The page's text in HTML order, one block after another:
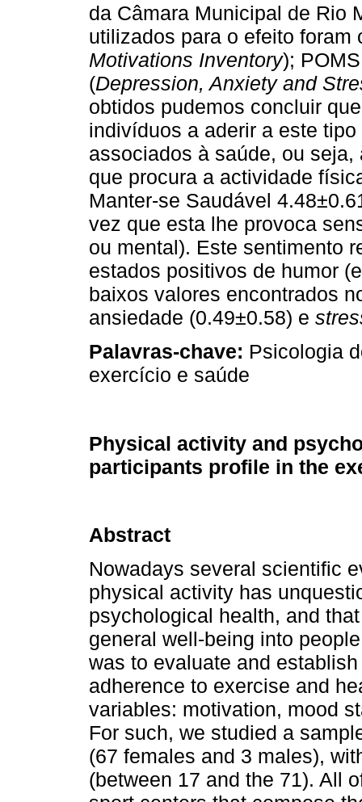
da Câmara Municipal de Rio
utilizados para o efeito foram
Motivations Inventory);
(Depression, Anxiety and
obtidos pudemos concluir
indivíduos a aderir a este
associados à saúde, ou
que procura a actividade
Manter-se Saudável
vez que esta lhe provoca
ou mental). Este sentimento
estados positivos de humor
baixos valores encontrados
ansiedade (0.49±0.58) e
Palavras-chave: Psicologia
exercício e saúde
Physical activity and
participants profile in the
Abstract
Nowadays several scientific
physical activity has
psychological health, and
general well-being into
was to evaluate and
adherence to exercise and
variables: motivation, mood
For such, we studied a
(67 females and 3 males),
(between 17 and the 71). All